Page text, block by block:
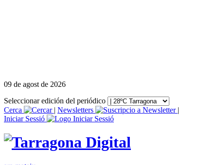
09 de agost de 2026
Seleccionar edición del periódico
Cerca
| Newsletters
|
Iniciar Sessió